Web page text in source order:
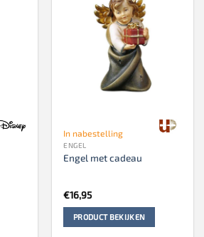
In nabestelling
ENGEL
Engel met cadeau
€16,95
PRODUCT BEKIJKEN